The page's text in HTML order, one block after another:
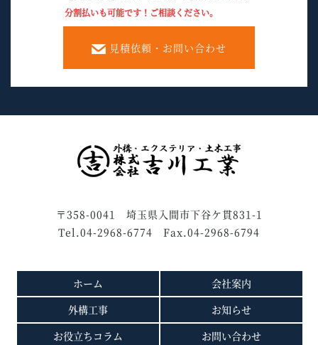
分割払いも可能です！ご相談ください。
見積依頼・お問い合わせ
〒358-0041 埼玉県入間市下谷ケ貫831-1
Tel.04-2968-6774 Fax.04-2968-6794
ホーム
外構工事
お役立ちコラム
会社案内
お知らせ
お問い合わせ